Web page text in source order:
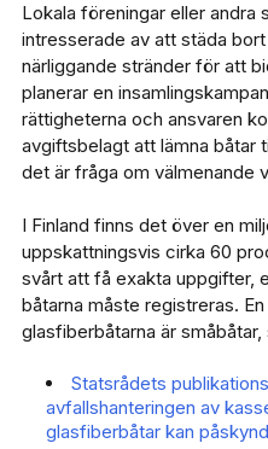
Lokala föreningar eller andra
intresserade av att städa
närliggande stränder för att
planerar en
rättigheterna och ansvaren
avgiftsbelagt att lämna båtar
det är fråga om välmenande
I Finland finns det över en
uppskattningsvis cirka 60
svårt att få exakta uppgifter,
båtarna måste registreras.
glasfiberbåtarna är
Statsrådets
avfallshanteringen av
glasfiberbåtar kan